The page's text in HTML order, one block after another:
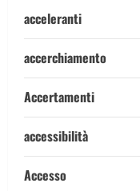
acceleranti
accerchiamento
Accertamenti
accessibilità
Accesso